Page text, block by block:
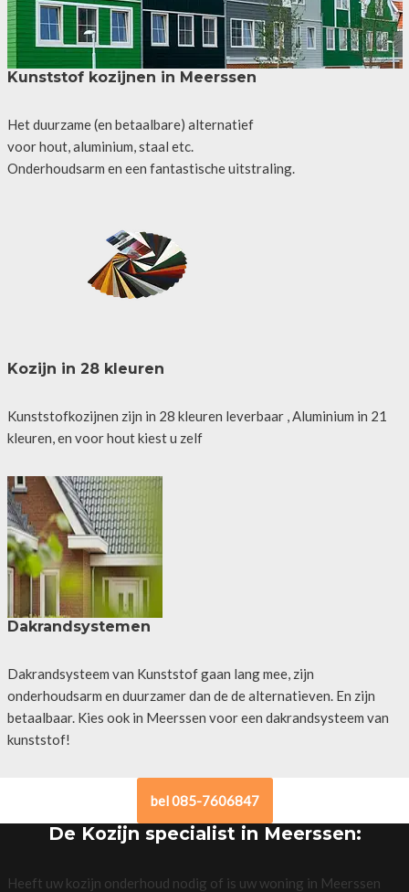
Kunststof kozijnen in Meerssen
Het duurzame (en betaalbare) alternatief
voor hout, aluminium, staal etc.
Onderhoudsarm en een fantastische uitstraling.
Kozijn in 28 kleuren
Kunststofkozijnen zijn in 28 kleuren leverbaar , Aluminium in 21
kleuren, en voor hout kiest u zelf
Dakrandsystemen
Dakrandsysteem van Kunststof gaan lang mee, zijn
onderhoudsarm en duurzamer dan de de alternatieven. En zijn
betaalbaar. Kies ook in Meerssen voor een dakrandsysteem van
kunststof!
bel 085-7606847
De Kozijn specialist in Meerssen:
Heeft uw kozijn onderhoud nodig of is uw woning in Meerssen